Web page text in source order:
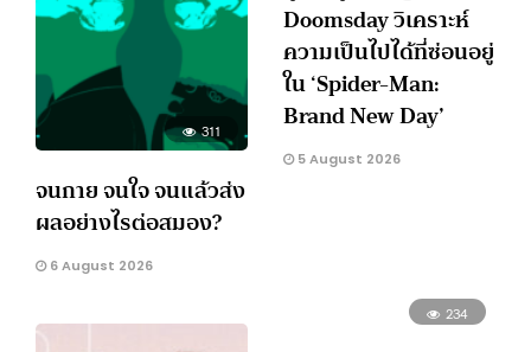
311
จนกาย จนใจ จนแล้วส่ง
ผลอย่างไรต่อสมอง?
6 August 2026
Doomsday วิเคราะห์
ความเป็นไปได้ที่ซ่อนอยู่
ใน ‘Spider-Man:
Brand New Day’
5 August 2026
234